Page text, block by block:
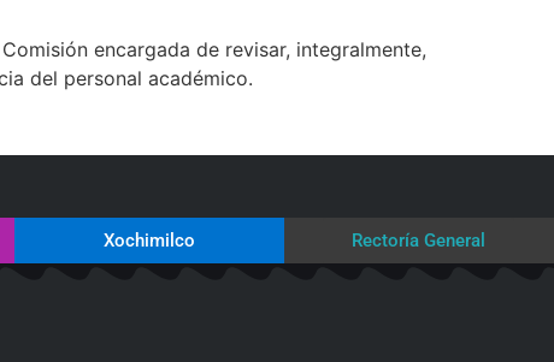
encargada de revisar, integralmente,
del personal académico.
Xochimilco Rectoría General